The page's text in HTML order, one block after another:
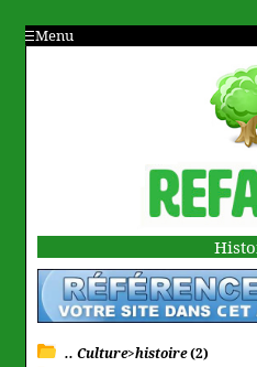
Menu
.. Culture>histoire(2)